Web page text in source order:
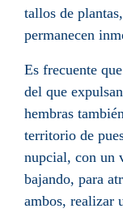
tallos de
permanecen
Es frecuente
del que
hembras
territorio de
nupcial, con un
bajando, para
ambos, realizar